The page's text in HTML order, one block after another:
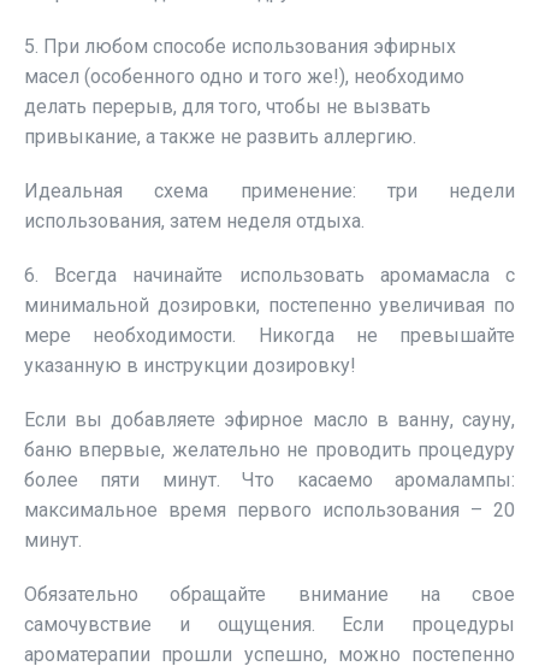
5. При любом способе использования эфирных
масел (особенного одно и того же!), необходимо
делать перерыв, для того, чтобы не вызвать
привыкание, а также не развить аллергию.
Идеальная схема применение: три недели
использования, затем неделя отдыха.
6. Всегда начинайте использовать аромамасла с
минимальной дозировки, постепенно увеличивая по
мере необходимости. Никогда не превышайте
указанную в инструкции дозировку!
Если вы добавляете эфирное масло в ванну, сауну,
баню впервые, желательно не проводить процедуру
более пяти минут. Что касаемо аромалампы:
максимальное время первого использования – 20
минут.
Обязательно обращайте внимание на свое
самочувствие и ощущения. Если процедуры
ароматерапии прошли успешно, можно постепенно